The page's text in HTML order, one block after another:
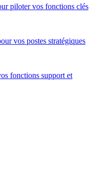
piloter vos fonctions clés
vos postes stratégiques
fonctions support et